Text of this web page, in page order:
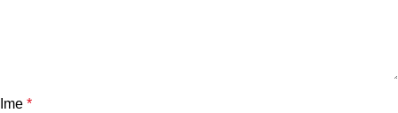
Ime *